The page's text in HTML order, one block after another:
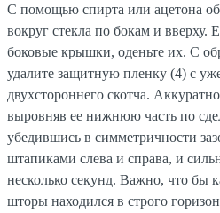
С помощью спирта или ацетона
вокруг стекла по бокам и вверху.
боковые крышки, оденьте их. С
удалите защитную пленку (4) с
двухстороннего скотча.
выровняв ее нижнюю часть по
убедившись в симметричности
штапиками слева и справа, и
несколько секунд. Важно, что бы
шторы находился в строго